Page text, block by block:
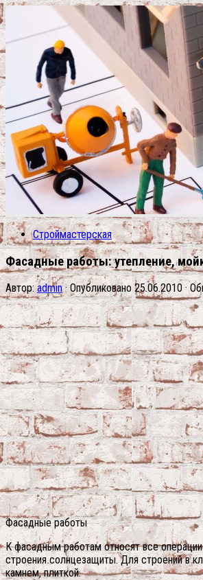
Строймастерская
Фасадные работы: утепление,
Автор:admin · Опубликовано25.06.2010·
Фасадные работы
К фасадным работам относят все
строения солнцезащиты. Для строений в
камнем, плиткой.